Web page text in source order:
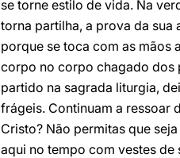
se torne estilo de vida. Na
torna partilha, a prova da sua
porque se toca com as mãos a
corpo no corpo chagado dos
partido na sagrada liturgia,
frágeis. Continuam a ressoar
Cristo? Não permitas que
aqui no tempo com vestes de